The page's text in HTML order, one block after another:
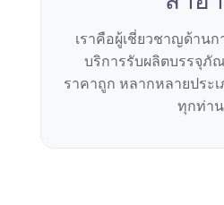
เราคือผู้เชี่ยวชาญด้านก
บริการรับผลิตบรรจุภั
ราคาถูก หลากหลายประ
ทุกท่าน